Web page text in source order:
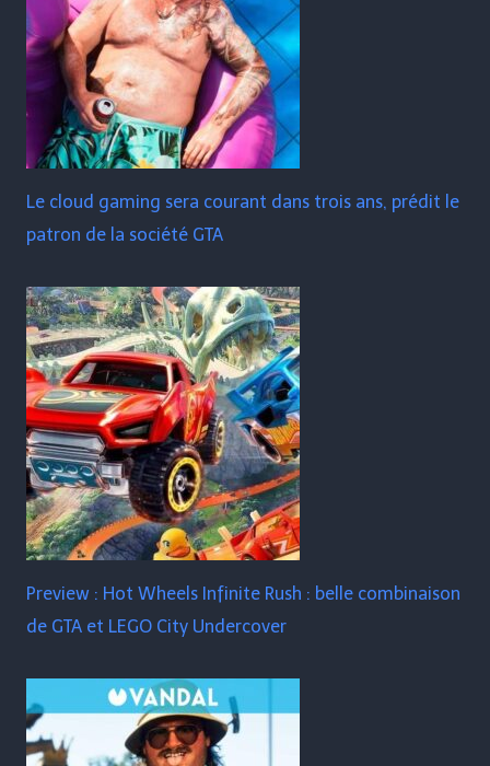
Le cloud gaming sera courant dans trois ans, prédit le
patron de la société GTA
Preview : Hot Wheels Infinite Rush : belle combinaison
de GTA et LEGO City Undercover